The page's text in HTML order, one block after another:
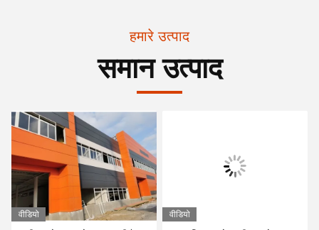
हमारे उत्पाद
समान उत्पाद
वीडियो वीडियो